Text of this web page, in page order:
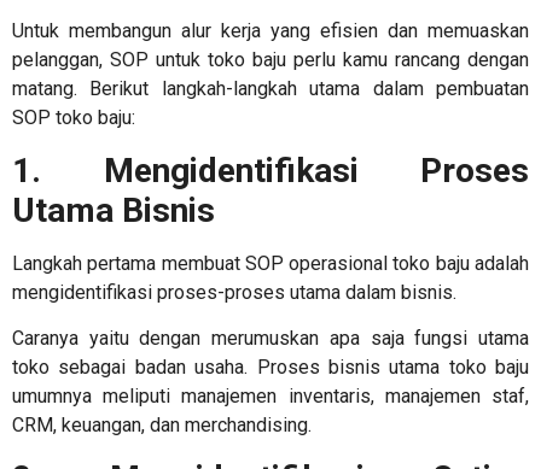
Untuk membangun alur kerja yang efisien dan memuaskan
pelanggan, SOP untuk toko baju perlu kamu rancang dengan
matang. Berikut langkah-langkah utama dalam pembuatan
SOP toko baju:
1. Mengidentifikasi Proses
Utama Bisnis
Langkah pertama membuatSOP operasional toko baju adalah
mengidentifikasi proses-proses utama dalam bisnis.
Caranya yaitu dengan merumuskan apa saja fungsi utama
toko sebagai badan usaha. Proses bisnis utama toko baju
umumnya meliputi manajemen inventaris, manajemen staf,
CRM, keuangan, dan merchandising.